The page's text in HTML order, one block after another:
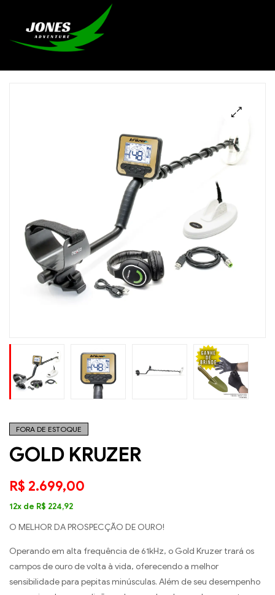
FORA DE ESTOQUE
GOLD KRUZER
R$ 2.699,00
12x de R$ 224,92
O MELHOR DA PROSPECÇÃO DE OURO!
Operando em alta frequência de 61kHz, o Gold Kruzer trará os
campos de ouro de volta à vida, oferecendo a melhor
sensibilidade para pepitas minúsculas. Além de seu desempenho